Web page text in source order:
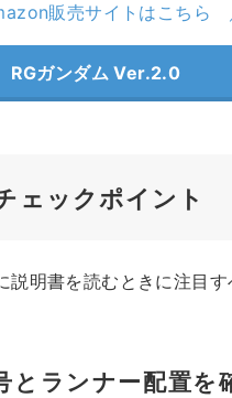
販売サイトはこちら
RGガンダム Ver.2.0
ェックポイント
説明書を読むときに注目
とランナー配置を